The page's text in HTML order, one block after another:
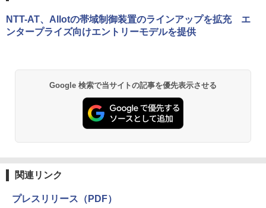
NTT-AT、Allotの帯域制御装置のラインアップを拡充 エ
ンタープライズ向けエントリーモデルを提供
Google 検索で当サイトの記事を優先表示させる
関連リンク
プレスリリース（PDF）